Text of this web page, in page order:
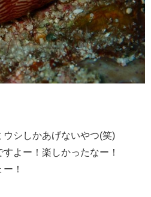
シしかあげないやつ(笑)
よー！楽しかったなー！
！